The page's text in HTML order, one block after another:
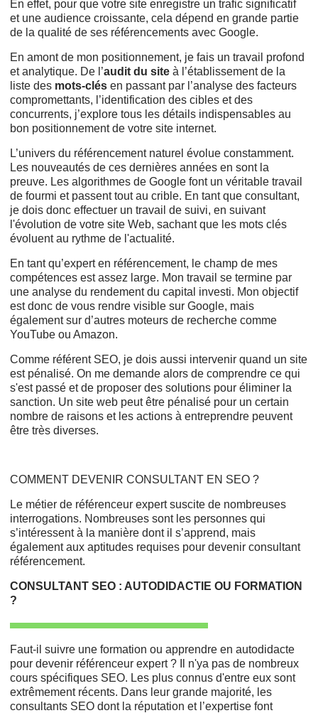
En effet, pour que votre site enregistre un trafic significatif
et une audience croissante, cela dépend en grande partie
de la qualité de ses référencements avec Google.
En amont de mon positionnement, je fais un travail profond
et analytique. De l’audit du site à l’établissement de la
liste des mots-clés en passant par l’analyse des facteurs
compromettants, l’identification des cibles et des
concurrents, j’explore tous les détails indispensables au
bon positionnement de votre site internet.
L’univers du référencement naturel évolue constamment.
Les nouveautés de ces dernières années en sont la
preuve. Les algorithmes de Google font un véritable travail
de fourmi et passent tout au crible. En tant que consultant,
je dois donc effectuer un travail de suivi, en suivant
l'évolution de votre site Web, sachant que les mots clés
évoluent au rythme de l'actualité.
En tant qu’expert en référencement, le champ de mes
compétences est assez large. Mon travail se termine par
une analyse du rendement du capital investi. Mon objectif
est donc de vous rendre visible sur Google, mais
également sur d’autres moteurs de recherche comme
YouTube ou Amazon.
Comme référent SEO, je dois aussi intervenir quand un site
est pénalisé. On me demande alors de comprendre ce qui
s'est passé et de proposer des solutions pour éliminer la
sanction. Un site web peut être pénalisé pour un certain
nombre de raisons et les actions à entreprendre peuvent
être très diverses.
COMMENT DEVENIR CONSULTANT EN SEO ?
Le métier de référenceur expert suscite de nombreuses
interrogations. Nombreuses sont les personnes qui
s’intéressent à la manière dont il s’apprend, mais
également aux aptitudes requises pour devenir consultant
référencement.
CONSULTANT SEO : AUTODIDACTIE OU FORMATION
?
Faut-il suivre une formation ou apprendre en autodidacte
pour devenir référenceur expert ? Il n'ya pas de nombreux
cours spécifiques SEO. Les plus connus d'entre eux sont
extrêmement récents. Dans leur grande majorité, les
consultants SEO dont la réputation et l’expertise font